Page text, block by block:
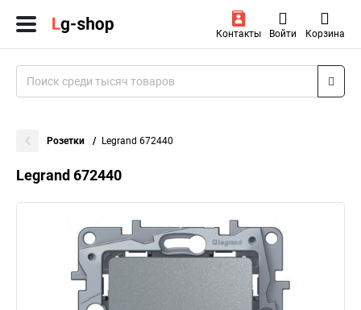
Контакты Войти Корзина
Розетки Legrand 672440
Legrand 672440